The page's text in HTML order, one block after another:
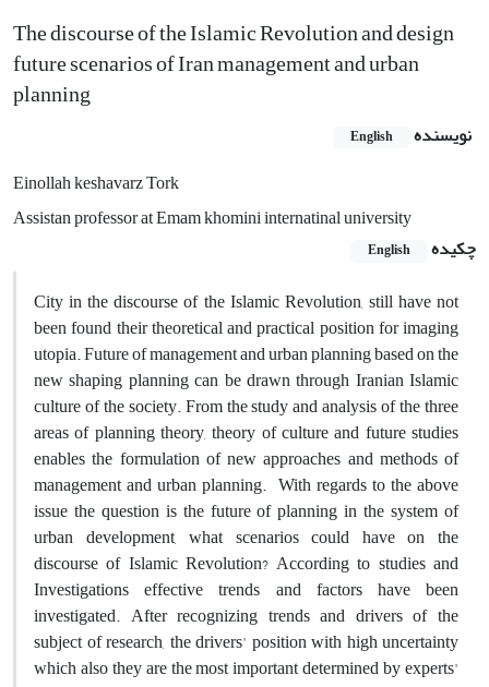
The discourse of the Islamic Revolution and design
future scenarios of Iran management and urban
planning
نویسنده English
Einollah keshavarz Tork
Assistan professor at Emam khomini internatinal university
چکیده
English
City in the discourse of the Islamic Revolution, still have not
been found their theoretical and practical position for imaging
utopia. Future of management and urban planning based on the
new shaping planning can be drawn through Iranian Islamic
culture of the society. From the study and analysis of the three
areas of planning theory, theory of culture and future studies
enables the formulation of new approaches and methods of
management and urban planning. With regards to the above
issue the question is the future of planning in the system of
urban development, what scenarios could have on the
discourse of Islamic Revolution? According to studies and
Investigations effective trends and factors have been
investigated. After recognizing trends and drivers of the
subject of research, the drivers' position with high uncertainty
which also they are the most important determined by experts'